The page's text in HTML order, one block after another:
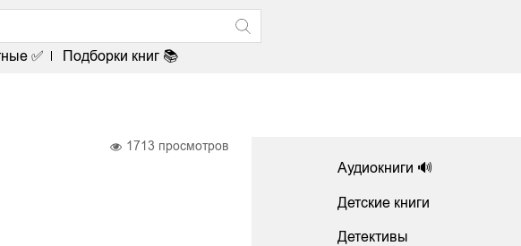
✅ Подборки книг 📚
1713 просмотров
Аудиокниги 🔊
Детские книги
Детективы